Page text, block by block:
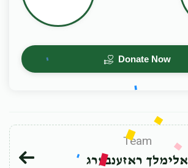
Donate Now
Team
אלימלך ראזענבערג